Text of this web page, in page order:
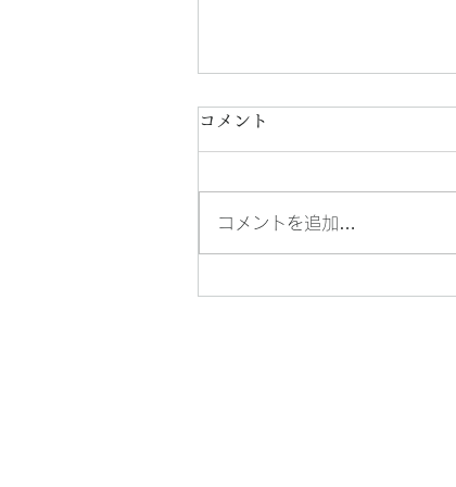
【RENEWAL OPEN】
コメント
コメントを追加…